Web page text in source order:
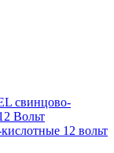
свинцово-
Вольт
12 вольт